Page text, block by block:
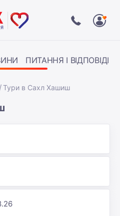
ПИТАННЯ І ВІДПОВІДІ
Тури в Сахл Хашиш